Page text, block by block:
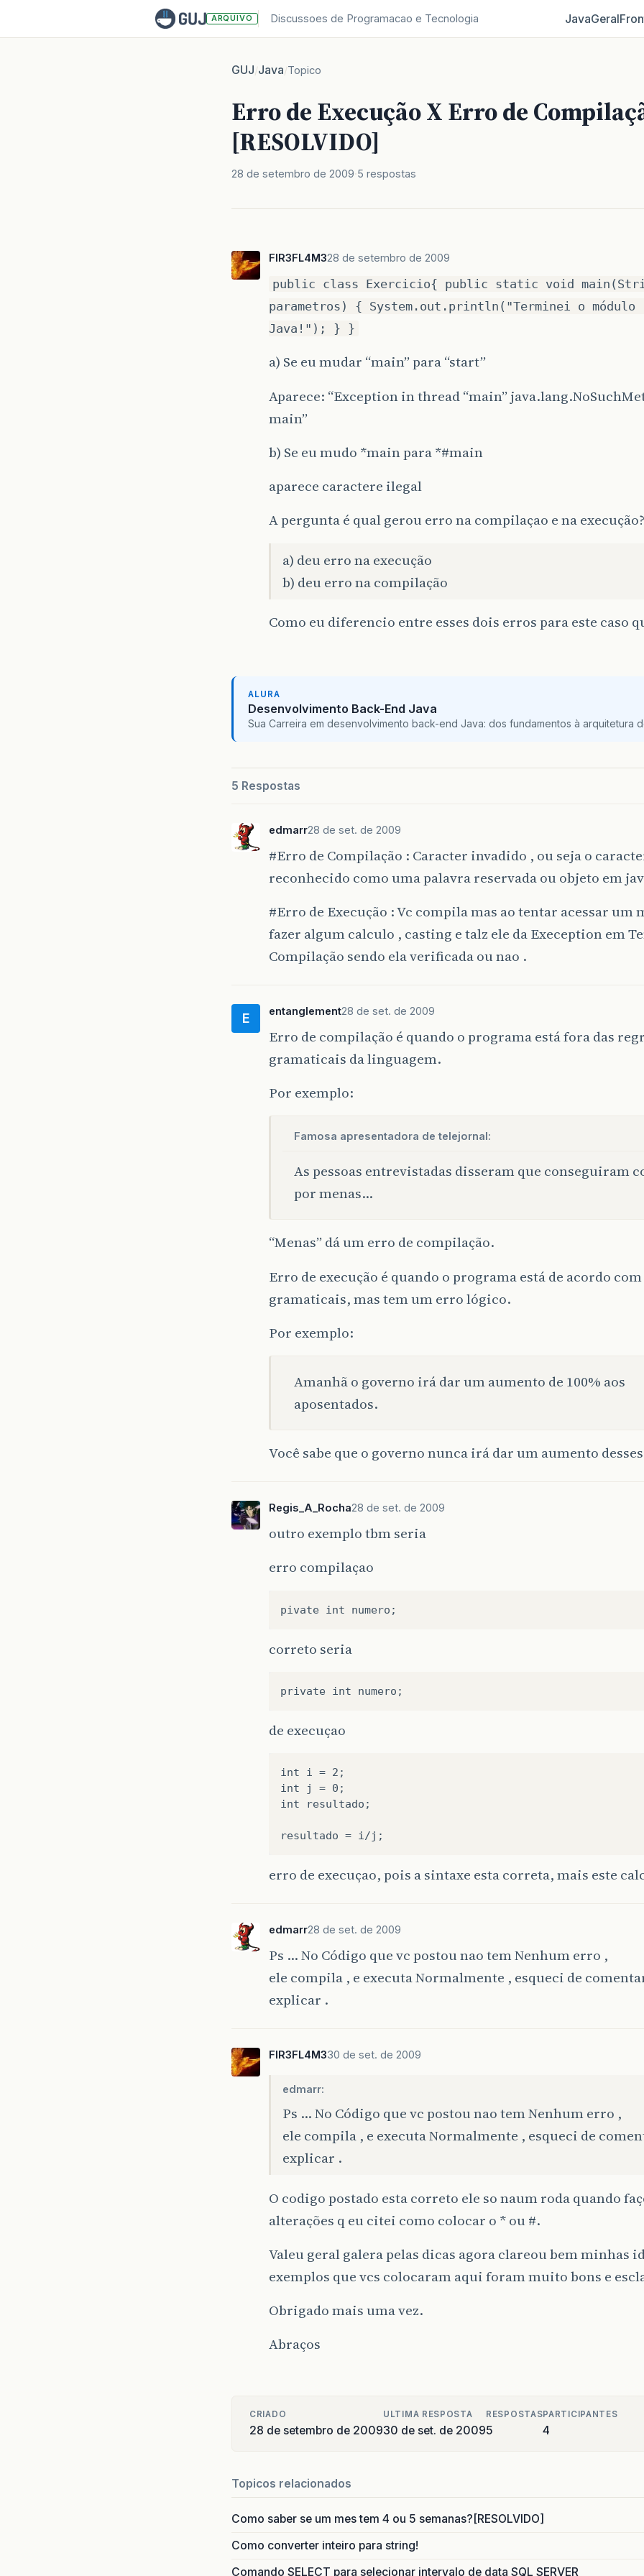
ARQUIVO Discussoes de Programacao e Tecnologia JavaGeral
GUJ/Java/Topico
Erro de Execução X Erro de
[RESOLVIDO]
28 de setembro de 2009 5 respostas
FIR3FL4M328 de setembro de 2009
public class Exercicio{ public static void
parametros) { System.out.println("Terminei o módulo
Java!"); } }
a) Se eu mudar “main” para “start”
Aparece: “Exception in thread “main”
main”
b) Se eu mudo *main para *#main
aparece caractere ilegal
A pergunta é qual gerou erro na compilaçao e na execução?
a) deu erro na execução
b) deu erro na compilação
Como eu diferencio entre esses dois erros para este caso
ALURA
Desenvolvimento Back-End Java
Sua Carreira em desenvolvimento back-end Java: dos fundamentos à arquitetura
5 Respostas
edmarr28 de set. de 2009
#Erro de Compilação : Caracter invadido , ou seja o
reconhecido como uma palavra reservada ou objeto em
#Erro de Execução : Vc compila mas ao tentar acessar um
fazer algum calculo , casting e talz ele da Exeception em
Compilação sendo ela verificada ou nao .
E entanglement28 de set. de 2009
Erro de compilação é quando o programa está fora das
gramaticais da linguagem.
Por exemplo:
Famosa apresentadora de telejornal:
As pessoas entrevistadas disseram que conseguiram
por menas…
“Menas” dá um erro de compilação.
Erro de execução é quando o programa está de acordo
gramaticais, mas tem um erro lógico.
Por exemplo:
Amanhã o governo irá dar um aumento de 100% aos
aposentados.
Você sabe que o governo nunca irá dar um aumento
Regis_A_Rocha28 de set. de 2009
outro exemplo tbm seria
erro compilaçao
correto seria
de execuçao
int i = 2;
int j = 0;
int resultado;
erro de execuçao, pois a sintaxe esta correta, mais este
edmarr28 de set. de 2009
Ps … No Código que vc postou nao tem Nenhum erro ,
ele compila , e executa Normalmente , esqueci de
explicar .
FIR3FL4M330 de set. de 2009
edmarr:
Ps … No Código que vc postou nao tem Nenhum erro ,
ele compila , e executa Normalmente , esqueci de
explicar .
O codigo postado esta correto ele so naum roda quando
alterações q eu citei como colocar o * ou #.
Valeu geral galera pelas dicas agora clareou bem minhas
exemplos que vcs colocaram aqui foram muito bons e
Obrigado mais uma vez.
Abraços
CRIADO
28 de setembro de 2009
ULTIMA RESPOSTA
30 de set. de 2009
RESPOSTAS
5
PARTICIPANTES
4
Topicos relacionados
Como saber se um mes tem 4 ou 5 semanas?[RESOLVIDO]
Como converter inteiro para string!
Comando SELECT para selecionar intervalo de data SQL SERVER